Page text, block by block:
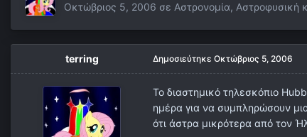
Οκτώβριος 5, 2006 σε Αστρονομία, Αστροφυσική
terring Δημοσιεύτηκε Οκτώβριος 5, 2006
Το διαστημικό τηλεσκόπιο
ημέρα για να συμπληρώσουν
ότι άστρα μικρότερα από τον